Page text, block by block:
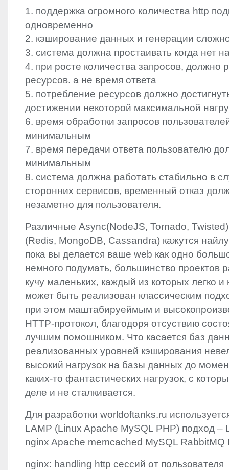
1. поддержка огромного количества http
одновременно
2. кэширование данных и генерации
3. система должна простаивать когда нет
4. при росте количества запросов, должно
ресурсов. а не время ответа
5. потребление ресурсов должно
достижении некоторой максимальной
6. время обработки запросов
минимальным
7. время передачи ответа пользователю
минимальным
8. система должна работать стабильно в
сторонних сервисов, временный отказ
незаметно для пользователя.
Различные Async(NodeJS, Tornado,
(Redis, MongoDB, Cassandra) кажутся
пока вы делается ваше web как одно
немного подумать, большинство проектов
кучу маленьких, каждый из которых легко
может быть реализован классическим
при этом маштабируеймым и
HTTP-протокол, благодоря отсуствию
лучшим помошником. Что касается баз
реализованных уровней кэширования
высокий нагрузок на базы данных до
каких-то фантастических нагрузок, с
деле и не сталкивается.
Для разработки worldoftanks.ru
LAMP (Linux Apache MySQL PHP) подход –
nginx Apache memcached MySQL RabbitMQ
nginx: handling http сессий от пользователя